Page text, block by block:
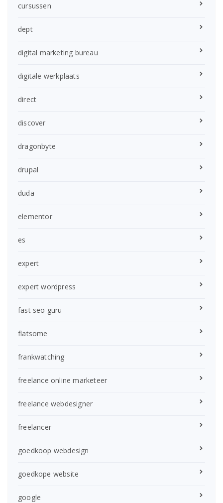
cursussen
dept
digital marketing bureau
digitale werkplaats
direct
discover
dragonbyte
drupal
duda
elementor
es
expert
expert wordpress
fast seo guru
flatsome
frankwatching
freelance online marketeer
freelance webdesigner
freelancer
goedkoop webdesign
goedkope website
google